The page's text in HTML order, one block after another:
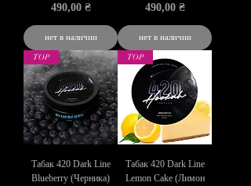
Цена
490,00 ₴
нет в наличии
Цена
490,00 ₴
нет в наличии
TOP
Табак 420 Dark Line
Blueberry (Черника)
TOP
Табак 420 Dark Line
Lemon Cake (Лимон